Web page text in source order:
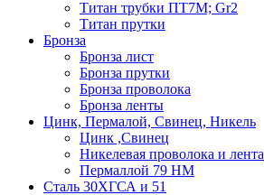
Титан трубки ПТ7М; Gr2
Титан прутки
Бронза
Бронза лист
Бронза прутки
Бронза проволока
Бронза ленты
Цинк, Пермалой, Свинец, Никель
Цинк ,Свинец
Никелевая проволока и лента
Пермаллой 79 НМ
Сталь 30ХГСА и 51